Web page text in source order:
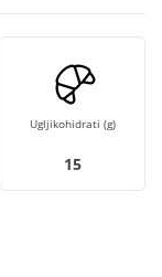
Ugljikohidrati (g)
15